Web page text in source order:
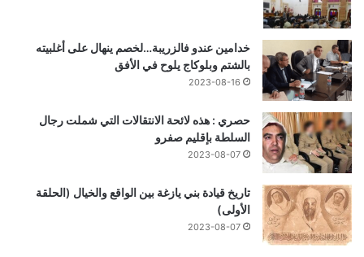
خدامين عندو فالزريبة…لخصم ينهال على أغلبيته
بالشتم وبلوكاج يلوح في الأفق
2023-08-16
حصري : هذه لائحة الانتقالات التي شملت رجال
السلطة بإقليم صفرو
2023-08-07
تاريخ قيادة بني يازغة بين الواقع والخيال (الحلقة
الأولى)
2023-08-07